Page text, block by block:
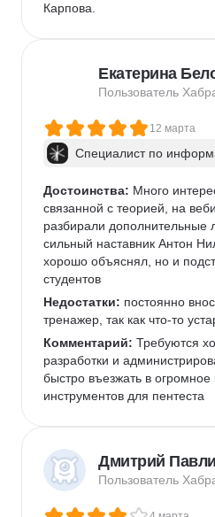
Карпова.
Екатерина
Пользователь
12 марта
Специалист по
Достоинства: Много
связанной с теорией, на
разбирали дополнительные
сильный наставник Антон
хорошо объяснял, но и
студентов
Недостатки: постоянно
тренажер, так как что-то
Комментарий: Требуются
разработки и
быстро въезжать в огромное
инструментов для пентеста
Дмитрий
Пользователь